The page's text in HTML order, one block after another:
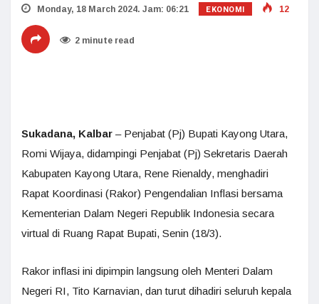
Monday, 18 March 2024. Jam: 06:21 EKONOMI 12
2 minute read
Sukadana, Kalbar – Penjabat (Pj) Bupati Kayong Utara,
Romi Wijaya, didampingi Penjabat (Pj) Sekretaris Daerah
Kabupaten Kayong Utara, Rene Rienaldy, menghadiri
Rapat Koordinasi (Rakor) Pengendalian Inflasi bersama
Kementerian Dalam Negeri Republik Indonesia secara
virtual di Ruang Rapat Bupati, Senin (18/3).
Rakor inflasi ini dipimpin langsung oleh Menteri Dalam
Negeri RI, Tito Karnavian, dan turut dihadiri seluruh kepala